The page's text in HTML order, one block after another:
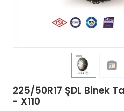
225/50R17 ŞDL Binek
- X110